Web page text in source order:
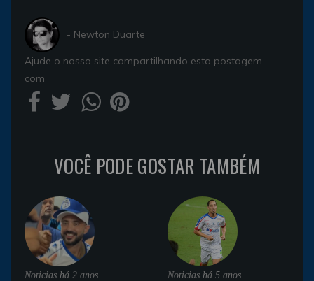
- Newton Duarte
Ajude o nosso site compartilhando esta postagem
com
VOCÊ PODE GOSTAR TAMBÉM
Noticias há 2 anos Noticias há 5 anos